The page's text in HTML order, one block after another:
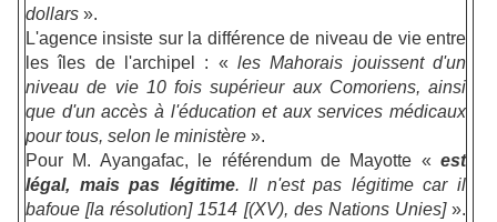
dollars ».
L'agence insiste sur la différence de niveau de vie entre
les îles de l'archipel : « les Mahorais jouissent d'un
niveau de vie 10 fois supérieur aux Comoriens, ainsi
que d'un accès à l'éducation et aux services médicaux
pour tous, selon le ministère ».
Pour M. Ayangafac, le référendum de Mayotte « est
légal, mais pas légitime. Il n'est pas légitime car il
bafoue [la résolution] 1514 [(XV), des Nations Unies]».